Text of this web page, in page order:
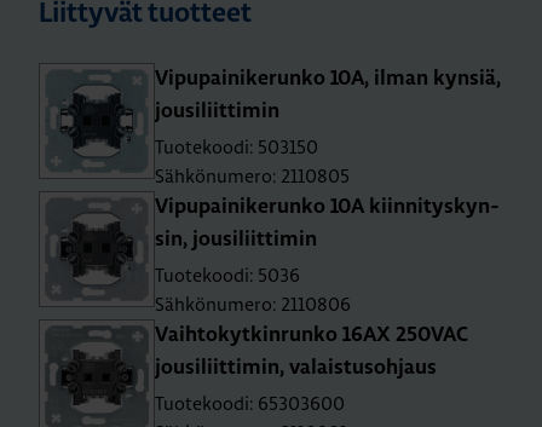
Liittyvät tuotteet
Vi­pu­pai­ni­ke­run­ko 10A, ilman kyn­siä,
jousi­liit­ti­min
Tuotekoodi: 503150
Sähkönumero: 2110805
Vi­pu­pai­ni­ke­run­ko 10A kiin­ni­tys­kyn­
sin, jousi­liit­ti­min
Tuotekoodi: 5036
Sähkönumero: 2110806
Vaih­to­kyt­kin­run­ko 16AX 250­VAC
jousi­liit­ti­min, va­lais­tusoh­jaus
Tuotekoodi: 65303600